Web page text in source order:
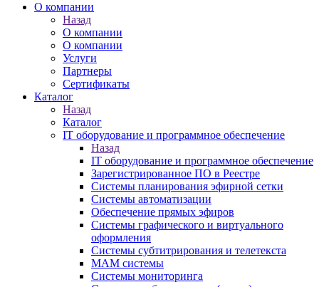
О компании
Назад
О компании
О компании
Услуги
Партнеры
Сертификаты
Каталог
Назад
Каталог
IT оборудование и программное обеспечение
Назад
IT оборудование и программное обеспечение
Зарегистрированное ПО в Реестре
Системы планирования эфирной сетки
Системы автоматизации
Обеспечение прямых эфиров
Системы графического и виртуального
оформления
Системы субтитрирования и телетекста
MAM системы
Системы мониторинга